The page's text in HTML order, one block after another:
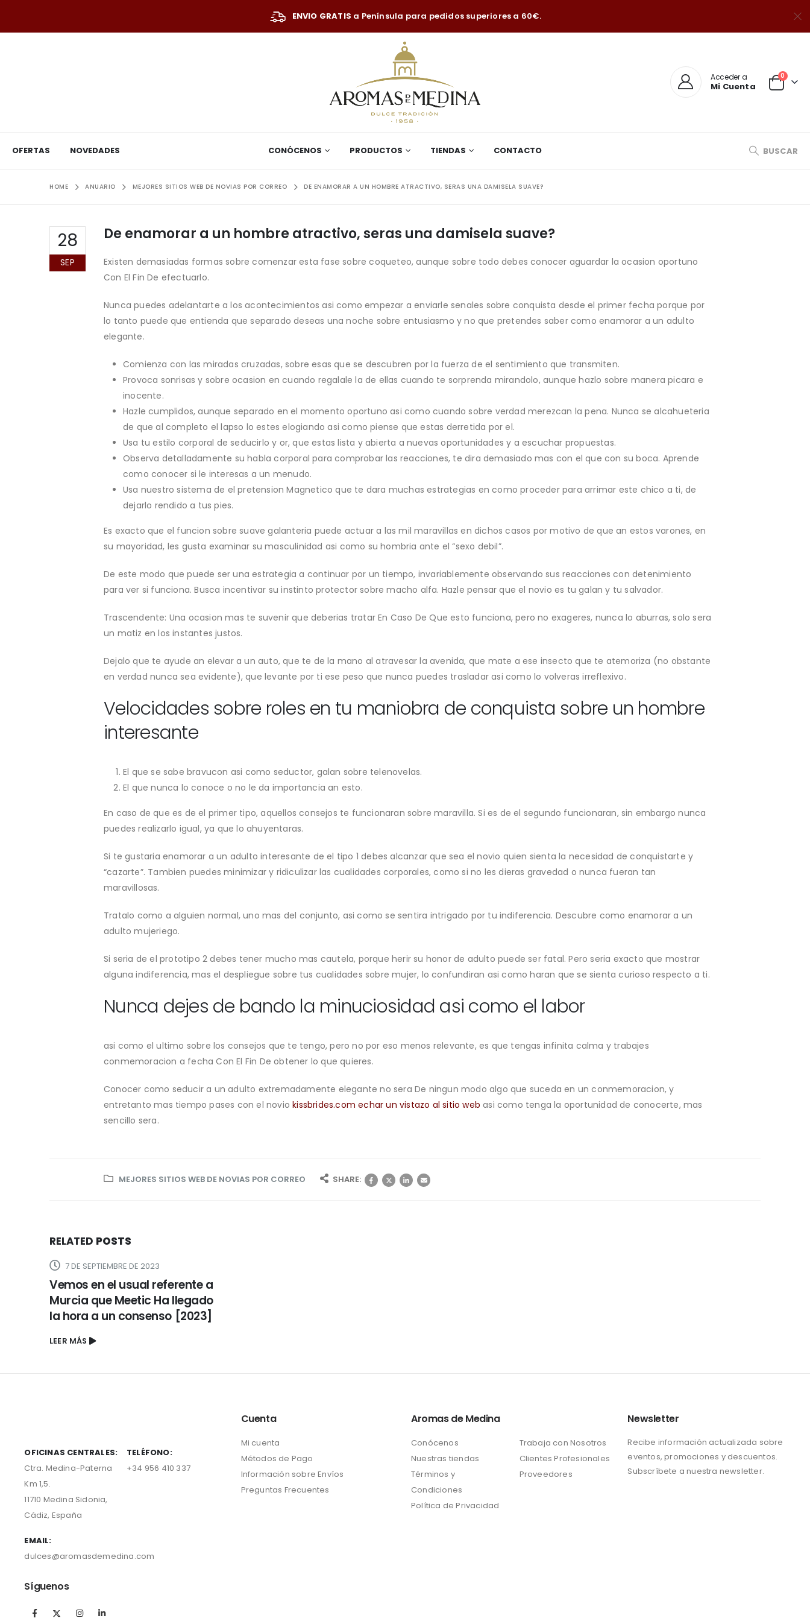
ENVIO GRATIS a Península para pedidos superiores a 60€.
Acceder a
Mi Cuenta
0
OFERTAS NOVEDADES CONÓCENOS PRODUCTOS TIENDAS CONTACTO BUSCAR
HOME ANUARIO MEJORES SITIOS WEB DE NOVIAS POR CORREO DE ENAMORAR A UN HOMBRE ATRACTIVO, SERAS UNA DAMISELA SUAVE?
28
SEP
De enamorar a un hombre atractivo, seras una damisela suave?
Existen demasiadas formas sobre comenzar esta fase sobre coqueteo, aunque sobre todo debes conocer aguardar la ocasion oportuno
Con El Fin De efectuarlo.
Nunca puedes adelantarte a los acontecimientos asi­ como empezar a enviarle senales sobre conquista desde el primer fecha porque por
lo tanto puede que entienda que separado deseas una noche sobre entusiasmo y no que pretendes saber como enamorar a un adulto
elegante.
Comienza con las miradas cruzadas, sobre esas que se descubren por la fuerza de el sentimiento que transmiten.
Provoca sonrisas y sobre ocasion en cuando regalale la de ellas cuando te sorprenda mirandolo, aunque hazlo sobre manera picara e
inocente.
Hazle cumplidos, aunque separado en el momento oportuno asi­ como cuando sobre verdad merezcan la pena. Nunca se alcahueteria
de que al completo el lapso lo estes elogiando asi­ como piense que estas derretida por el.
Usa tu estilo corporal de seducirlo y or, que estas lista y abierta a nuevas oportunidades y a escuchar propuestas.
Observa detalladamente su habla corporal para comprobar las reacciones, te dira demasiado mas con el que con su boca. Aprende
como conocer si le interesas a un menudo.
Usa nuestro sistema de el pretension Magnetico que te dara muchas estrategi­as en como proceder para arrimar este chico a ti, de
dejarlo rendido a tus pies.
Es exacto que el funcion sobre suave galanteria puede actuar a las mil maravillas en dichos casos por motivo de que an estos varones, en
su mayoridad, les gusta examinar su masculinidad asi­ como su hombria ante el “sexo debil”.
De este modo que puede ser una estrategia a continuar por un tiempo, invariablemente observando sus reacciones con detenimiento
para ver si funciona. Busca incentivar su instinto protector sobre macho alfa. Hazle pensar que el novio es tu galan y tu salvador.
Trascendente: Una ocasion mas te suvenir que deberias tratar En Caso De Que esto funciona, pero no exageres, nunca lo aburras, solo sera
un matiz en los instantes justos.
Dejalo que te ayude an elevar a un auto, que te de la mano al atravesar la avenida, que mate a ese insecto que te atemoriza (no obstante
en verdad nunca sea evidente), que levante por ti ese peso que nunca puedes trasladar asi­ como lo volveras irreflexivo.
Velocidades sobre roles en tu maniobra de conquista sobre un hombre
interesante
El que se sabe bravucon asi­ como seductor, galan sobre telenovelas.
El que nunca lo conoce o no le da importancia an esto.
En caso de que es de el primer tipo, aquellos consejos te funcionaran sobre maravilla. Si es de el segundo funcionaran, sin embargo nunca
puedes realizarlo igual, ya que lo ahuyentaras.
Si te gustaria enamorar a un adulto interesante de el tipo 1 debes alcanzar que sea el novio quien sienta la necesidad de conquistarte y
“cazarte”. Tambien puedes minimizar y ridiculizar las cualidades corporales, como si no les dieras gravedad o nunca fueran tan
maravillosas.
Tratalo como a alguien normal, uno mas del conjunto, asi­ como se sentira intrigado por tu indiferencia. Descubre como enamorar a un
adulto mujeriego.
Si seri­a de el prototipo 2 debes tener mucho mas cautela, porque herir su honor de adulto puede ser fatal. Pero seri­a exacto que mostrar
alguna indiferencia, mas el despliegue sobre tus cualidades sobre mujer, lo confundiran asi­ como haran que se sienta curioso respecto a ti.
Nunca dejes de bando la minuciosidad asi­ como el labor
asi­ como el ultimo sobre los consejos que te tengo, pero no por eso menos relevante, es que tengas infinita calma y trabajes
conmemoracion a fecha Con El Fin De obtener lo que quieres.
Conocer como seducir a un adulto extremadamente elegante no sera De ningun modo algo que suceda en un conmemoracion, y
entretanto mas tiempo pases con el noviokissbrides.com echar un vistazo al sitio web asi­ como tenga la oportunidad de conocerte, mas
sencillo sera.
MEJORES SITIOS WEB DE NOVIAS POR CORREO SHARE:
RELATED POSTS
7 DE SEPTIEMBRE DE 2023
Vemos en el usual referente a
Murcia que Meetic Ha llegado
la hora a un consenso [2023]
LEER MÁS
OFICINAS CENTRALES:
Ctra. Medina-Paterna
Km 1,5.
11710 Medina Sidonia,
Cádiz, España
TELÉFONO:
+34 956 410 337
EMAIL:
dulces@aromasdemedina.com
Síguenos
Cuenta
Mi cuenta
Métodos de Pago
Información sobre Envíos
Preguntas Frecuentes
Aromas de Medina
Conócenos
Nuestras tiendas
Términos y
Condiciones
Política de Privacidad
Trabaja con Nosotros
Clientes Profesionales
Proveedores
Newsletter
Recibe información actualizada sobre
eventos, promociones y descuentos.
Subscríbete a nuestra newsletter.